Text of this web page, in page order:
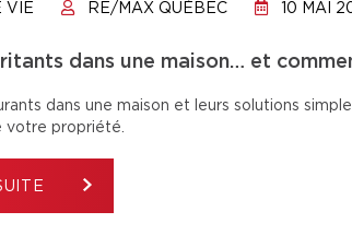
VIE RE/MAX QUÉBEC 10 MAI
dans une maison… et
dans une maison et leurs solutions
votre propriété.